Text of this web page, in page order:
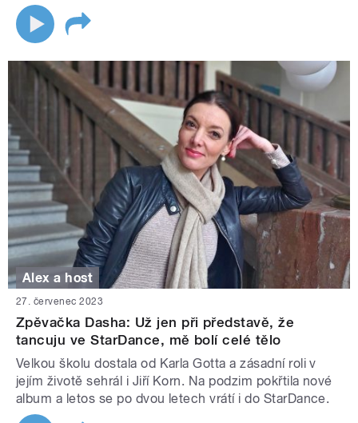
Alex a host
27. červenec 2023
Zpěvačka Dasha: Už jen při představě, že
tancuju ve StarDance, mě bolí celé tělo
Velkou školu dostala od Karla Gotta a zásadní roli v
jejím životě sehrál i Jiří Korn. Na podzim pokřtila nové
album a letos se po dvou letech vrátí i do StarDance.